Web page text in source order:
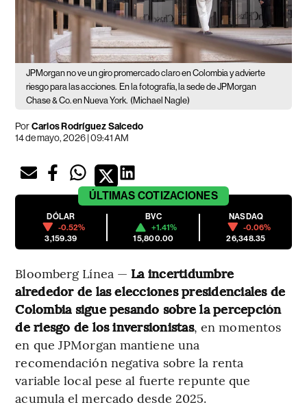
JPMorgan no ve un giro promercado claro en Colombia y advierte
riesgo para las acciones. En la fotografía, la sede de JPMorgan
Chase & Co. en Nueva York. (Michael Nagle)
PorCarlos Rodríguez Salcedo
14 de mayo, 2026 | 09:41 AM
ÚLTIMAS COTIZACIONES
DÓLAR
-0.52%
3,159.39
BVC
+1.41%
15,800.00
NASDAQ
-0.06%
26,348.35
Bloomberg Línea — La incertidumbre
alrededor de las elecciones presidenciales de
Colombia sigue pesando sobre la percepción
de riesgo de los inversionistas, en momentos
en que JPMorgan mantiene una
recomendación negativa sobre la renta
variable local pese al fuerte repunte que
acumula el mercado desde 2025.